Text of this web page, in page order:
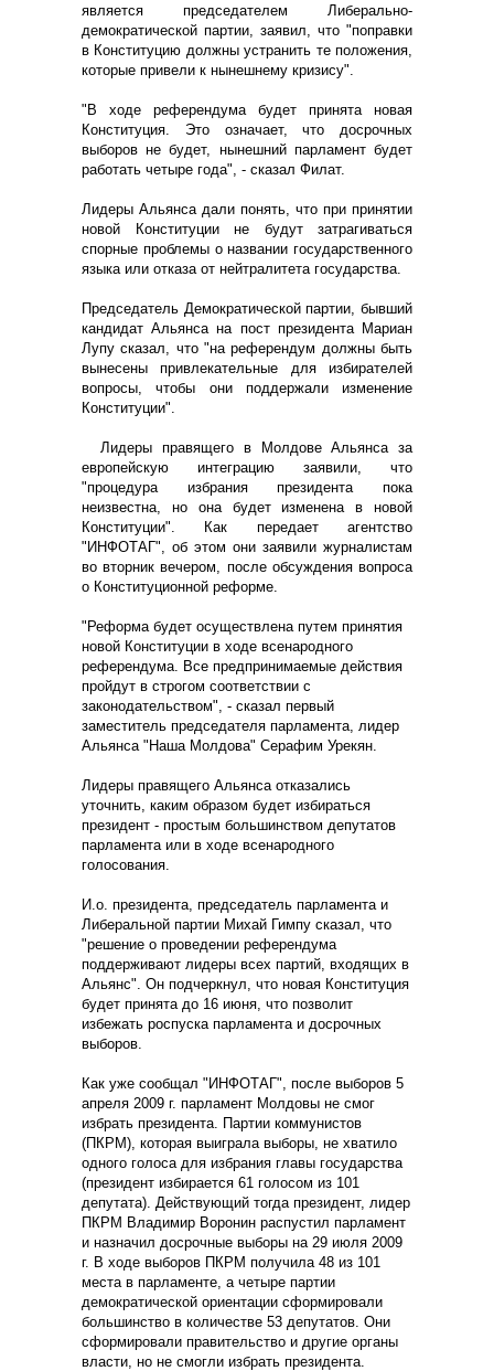
является председателем Либерально-
демократической партии, заявил, что "поправки
в Конституцию должны устранить те положения,
которые привели к нынешнему кризису".
"В ходе референдума будет принята новая
Конституция. Это означает, что досрочных
выборов не будет, нынешний парламент будет
работать четыре года", - сказал Филат.
Лидеры Альянса дали понять, что при принятии
новой Конституции не будут затрагиваться
спорные проблемы о названии государственного
языка или отказа от нейтралитета государства.
Председатель Демократической партии, бывший
кандидат Альянса на пост президента Мариан
Лупу сказал, что "на референдум должны быть
вынесены привлекательные для избирателей
вопросы, чтобы они поддержали изменение
Конституции".
Лидеры правящего в Молдове Альянса за
европейскую интеграцию заявили, что
"процедура избрания президента пока
неизвестна, но она будет изменена в новой
Конституции". Как передает агентство
"ИНФОТАГ", об этом они заявили журналистам
во вторник вечером, после обсуждения вопроса
о Конституционной реформе.
"Реформа будет осуществлена путем принятия
новой Конституции в ходе всенародного
референдума. Все предпринимаемые действия
пройдут в строгом соответствии с
законодательством", - сказал первый
заместитель председателя парламента, лидер
Альянса "Наша Молдова" Серафим Урекян.
Лидеры правящего Альянса отказались
уточнить, каким образом будет избираться
президент - простым большинством депутатов
парламента или в ходе всенародного
голосования.
И.о. президента, председатель парламента и
Либеральной партии Михай Гимпу сказал, что
"решение о проведении референдума
поддерживают лидеры всех партий, входящих в
Альянс". Он подчеркнул, что новая Конституция
будет принята до 16 июня, что позволит
избежать роспуска парламента и досрочных
выборов.
Как уже сообщал "ИНФОТАГ", после выборов 5
апреля 2009 г. парламент Молдовы не смог
избрать президента. Партии коммунистов
(ПКРМ), которая выиграла выборы, не хватило
одного голоса для избрания главы государства
(президент избирается 61 голосом из 101
депутата). Действующий тогда президент, лидер
ПКРМ Владимир Воронин распустил парламент
и назначил досрочные выборы на 29 июля 2009
г. В ходе выборов ПКРМ получила 48 из 101
места в парламенте, а четыре партии
демократической ориентации сформировали
большинство в количестве 53 депутатов. Они
сформировали правительство и другие органы
власти, но не смогли избрать президента.